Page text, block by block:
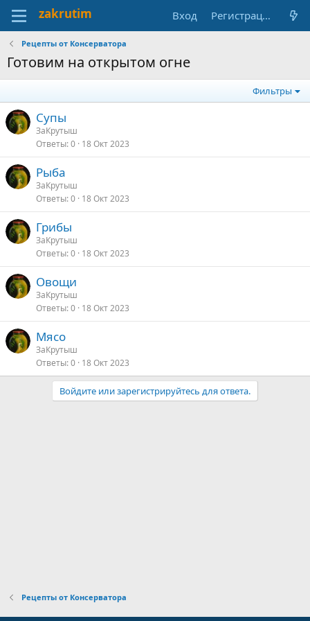
Вход Регистрация
Рецепты от Консерватора
Готовим на открытом огне
Фильтры
Супы
ЗаКрутыш
Ответы 0 18 Окт 2023
Рыба
ЗаКрутыш
Ответы 0 18 Окт 2023
Грибы
ЗаКрутыш
Ответы 0 18 Окт 2023
Овощи
ЗаКрутыш
Ответы 0 18 Окт 2023
Мясо
ЗаКрутыш
Ответы 0 18 Окт 2023
Войдите или зарегистрируйтесь для ответа.
Рецепты от Консерватора